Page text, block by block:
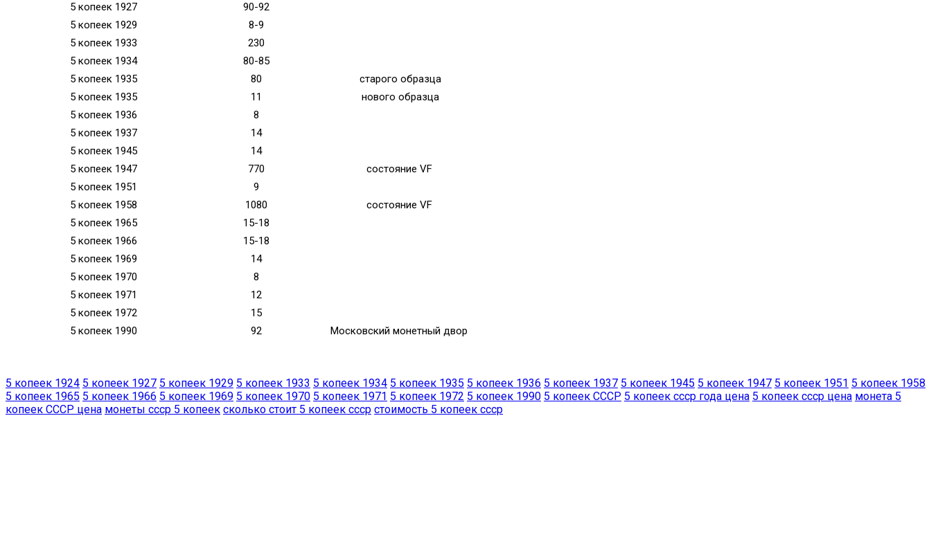
5 копеек 1927
90-92
5 копеек 1929
8-9
5 копеек 1933
230
5 копеек 1934
80-85
5 копеек 1935
80
старого образца
5 копеек 1935
11
нового образца
5 копеек 1936
8
5 копеек 1937
14
5 копеек 1945
14
5 копеек 1947
770
состояние VF
5 копеек 1951
9
5 копеек 1958
1080
состояние VF
5 копеек 1965
15-18
5 копеек 1966
15-18
5 копеек 1969
14
5 копеек 1970
8
5 копеек 1971
12
5 копеек 1972
15
5 копеек 1990
92 Московский монетный двор
5 копеек 1924 5 копеек 1927 5 копеек 1929 5 копеек 1933 5 копеек 1934 5 копеек 1935 5 копеек 1936 5 копеек 1937 5 копеек 1945 5 копеек 1947 5 копеек 1951 5 копеек 1958
5 копеек 1965 5 копеек 1966 5 копеек 1969 5 копеек 1970 5 копеек 1971 5 копеек 1972 5 копеек 1990 5 копеек СССР 5 копеек ссср года цена 5 копеек ссср цена монета 5
копеек СССР цена монеты ссср 5 копеек сколько стоит 5 копеек ссср стоимость 5 копеек ссср